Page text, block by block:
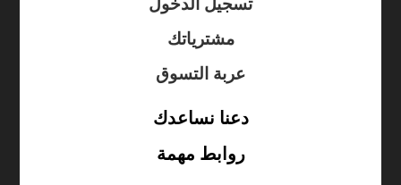
مشترياتك
عربة التسوق
دعنا نساعدك
روابط مهمة